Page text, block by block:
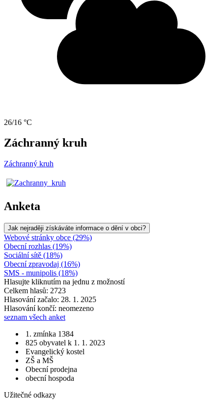
26/16 °C
Záchranný kruh
Záchranný kruh
Anketa
Jak nejraději získáváte informace o dění v obci?
Webové stránky obce (29%)
Obecní rozhlas (19%)
Sociální sítě (18%)
Obecní zpravodaj (16%)
SMS - munipolis (18%)
Hlasujte kliknutím na jednu z možností
Celkem hlasů: 2723
Hlasování začalo: 28. 1. 2025
Hlasování končí: neomezeno
seznam všech anket
1. zmínka 1384
825 obyvatel k 1. 1. 2023
Evangelický kostel
ZŠ a MŠ
Obecní prodejna
obecní hospoda
Užitečné odkazy